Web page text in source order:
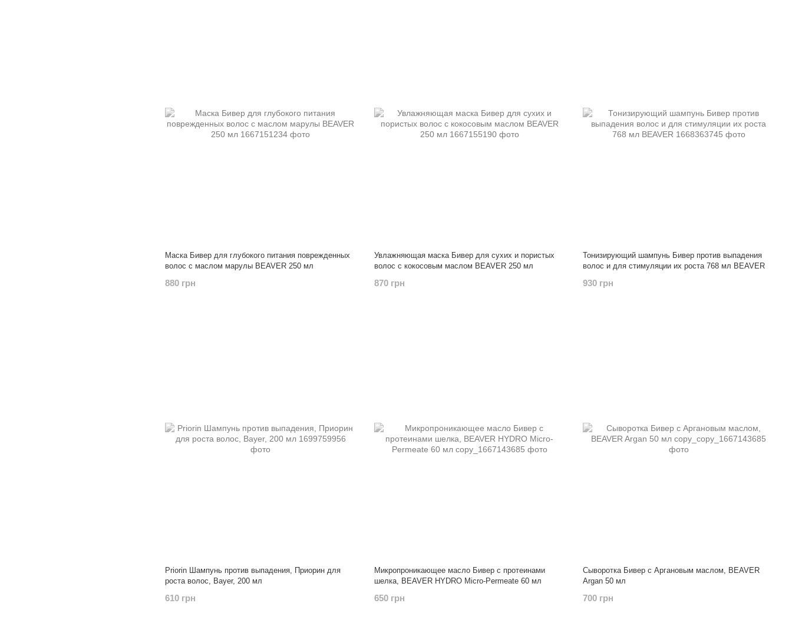
Маска Бивер для глубокого питания поврежденных
волос с маслом марулы BEAVER 250 мл
880 грн
Увлажняющая маска Бивер для сухих и пористых
волос с кокосовым маслом BEAVER 250 мл
870 грн
Тонизирующий шампунь Бивер против выпадения
волос и для стимуляции их роста 768 мл BEAVER
930 грн
Priorin Шампунь против выпадения, Приорин для
роста волос, Bayer, 200 мл
610 грн
Микропроникающее масло Бивер с протеинами
шелка, BEAVER HYDRO Micro-Permeate 60 мл
650 грн
Сыворотка Бивер с Аргановым маслом, BEAVER
Argan 50 мл
700 грн